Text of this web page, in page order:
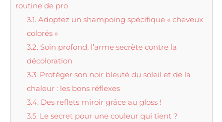
routine de pro
3.1. Adoptez un shampoing spécifique « cheveux
colorés »
3.2. Soin profond, l’arme secrète contre la
décoloration
3.3. Protéger son noir bleuté du soleil et de la
chaleur : les bons réflexes
3.4. Des reflets miroir grâce au gloss !
3.5. Le secret pour une couleur qui tient ?